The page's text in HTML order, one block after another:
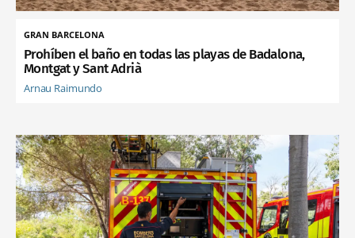
GRAN BARCELONA
Prohíben el baño en todas las playas de Badalona,
Montgat y Sant Adrià
Arnau Raimundo